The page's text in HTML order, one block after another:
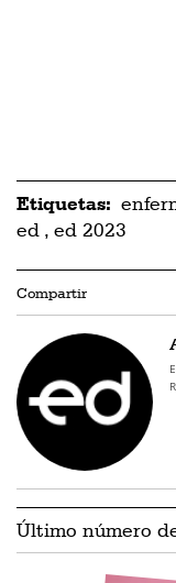
Etiquetas:
ed , ed 2023
Compartir
Último número